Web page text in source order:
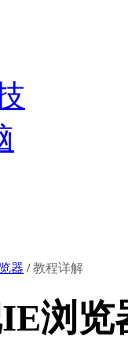
器 /教程详解
浏览